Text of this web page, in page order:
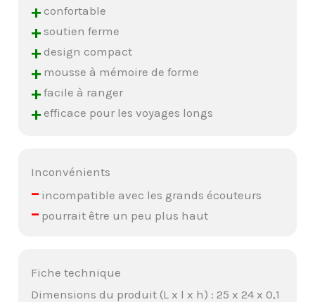
+ confortable
+ soutien ferme
+ design compact
+ mousse à mémoire de forme
+ facile à ranger
+ efficace pour les voyages longs
Inconvénients
– incompatible avec les grands écouteurs
– pourrait être un peu plus haut
Fiche technique
Dimensions du produit (L x l x h) : 25 x 24 x 0,1